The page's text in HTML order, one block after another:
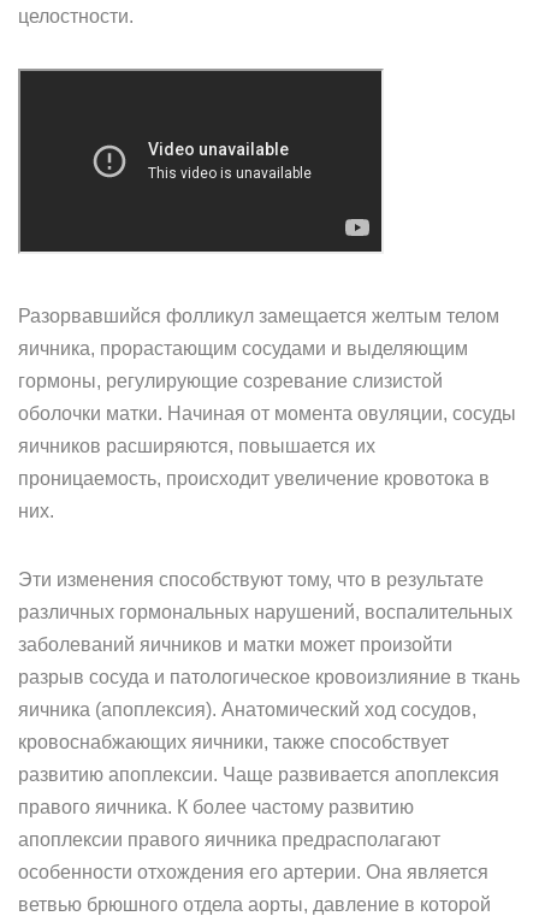
целостности.
Разорвавшийся фолликул замещается желтым телом
яичника, прорастающим сосудами и выделяющим
гормоны, регулирующие созревание слизистой
оболочки матки. Начиная от момента овуляции, сосуды
яичников расширяются, повышается их
проницаемость, происходит увеличение кровотока в
них.
Эти изменения способствуют тому, что в результате
различных гормональных нарушений, воспалительных
заболеваний яичников и матки может произойти
разрыв сосуда и патологическое кровоизлияние в ткань
яичника (апоплексия). Анатомический ход сосудов,
кровоснабжающих яичники, также способствует
развитию апоплексии. Чаще развивается апоплексия
правого яичника. К более частому развитию
апоплексии правого яичника предрасполагают
особенности отхождения его артерии. Она является
ветвью брюшного отдела аорты, давление в которой